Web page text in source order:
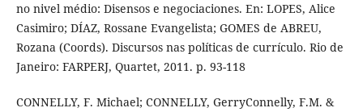
no nivel médio: Disensos e negociaciones. En: LOPES, Alice
Casimiro; DÍAZ, Rossane Evangelista; GOMES de ABREU,
Rozana (Coords). Discursos nas políticas de currículo. Rio de
Janeiro: FARPERJ, Quartet, 2011. p. 93-118
CONNELLY, F. Michael; CONNELLY, GerryConnelly, F.M. &